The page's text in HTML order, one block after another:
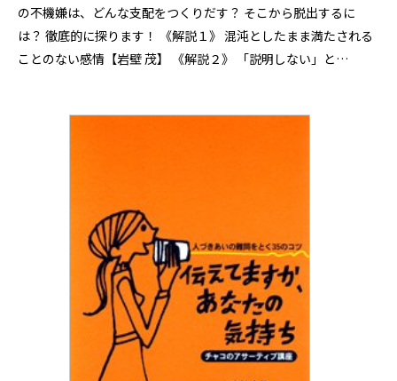
の不機嫌は、どんな支配をつくりだす？ そこから脱出するに
は？ ――徹底的に探ります！ 《解説１》 混沌としたまま満たされる
ことのない感情【岩壁 茂】 《解説２》 「説明しない」と…